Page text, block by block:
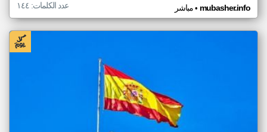
مباشر• mubasher.info عدد الكلمات: ١٤٤